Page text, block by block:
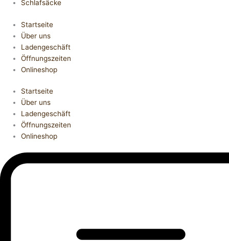
Schlafsäcke
Startseite
Über uns
Ladengeschäft
Öffnungszeiten
Onlineshop
Startseite
Über uns
Ladengeschäft
Öffnungszeiten
Onlineshop